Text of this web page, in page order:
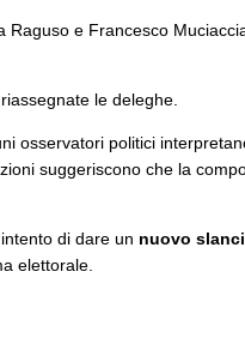
Raguso e Francesco
le deleghe.
osservatori politici
suggeriscono che la
di dare un nuovo
elettorale.